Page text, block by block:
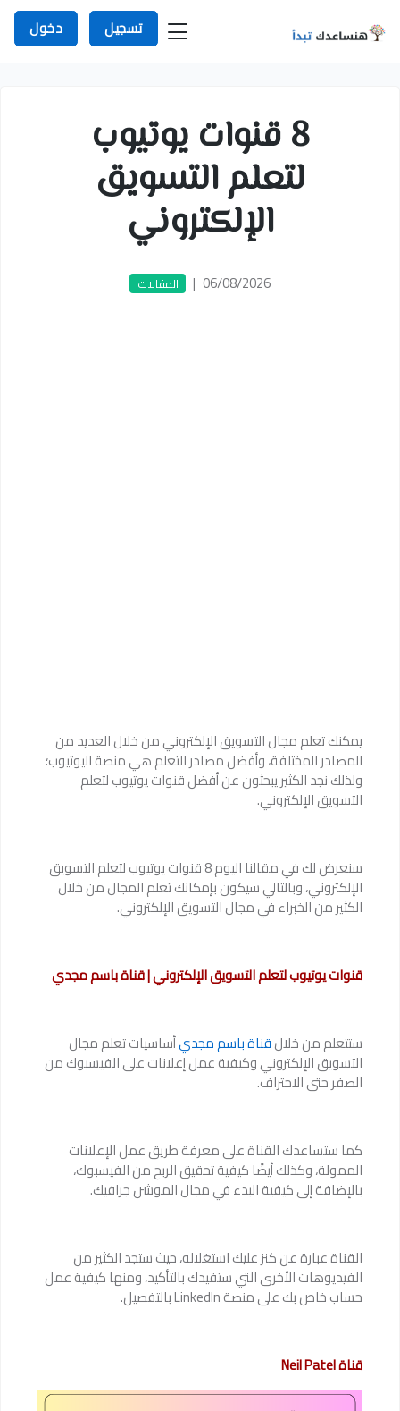
تسجيل دخول
8 قنوات يوتيوب
لتعلم التسويق
الإلكتروني
06/08/2026
| المقالات
يمكنك تعلم مجال التسويق الإلكتروني من خلال العديد من
المصادر المختلفة، وأفضل مصادر التعلم هي منصة اليوتيوب؛
ولذلك نجد الكثير يبحثون عن أفضل قنوات يوتيوب لتعلم
التسويق الإلكتروني.
سنعرض لك في مقالنا اليوم 8 قنوات يوتيوب لتعلم التسويق
الإلكتروني، وبالتالي سيكون بإمكانك تعلم المجال من خلال
الكثير من الخبراء في مجال التسويق الإلكتروني.
قنوات يوتيوب لتعلم التسويق الإلكتروني | قناة باسم مجدي
ستتعلم من خلالقناة باسم مجديأساسيات تعلم مجال
التسويق الإلكتروني وكيفية عمل إعلانات على الفيسبوك من
الصفر حتى الاحتراف.
كما ستساعدك القناة على معرفة طريق عمل الإعلانات
الممولة، وكذلك أيضًا كيفية تحقيق الربح من الفيسبوك،
بالإضافة إلى كيفية البدء في مجال الموشن جرافيك.
القناة عبارة عن كنز عليك استغلاله، حيث ستجد الكثير من
الفيديوهات الأخرى التي ستفيدك بالتأكيد، ومنها كيفية عمل
حساب خاص بك على منصة LinkedIn بالتفصيل.
قناة Neil Patel